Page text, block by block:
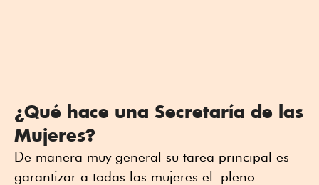
¿Qué hace una Secretaría de las
Mujeres?
De manera muy general su tarea principal es
garantizar a todas las mujeres el pleno